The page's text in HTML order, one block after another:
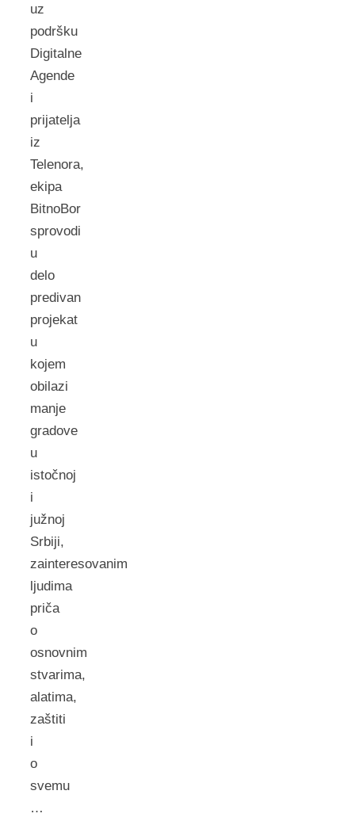
uz
podršku
Digitalne
Agende
i
prijatelja
iz
Telenora,
ekipa
BitnoBor
sprovodi
u
delo
predivan
projekat
u
kojem
obilazi
manje
gradove
u
istočnoj
i
južnoj
Srbiji,
zainteresovanim
ljudima
priča
o
osnovnim
stvarima,
alatima,
zaštiti
i
o
svemu
…